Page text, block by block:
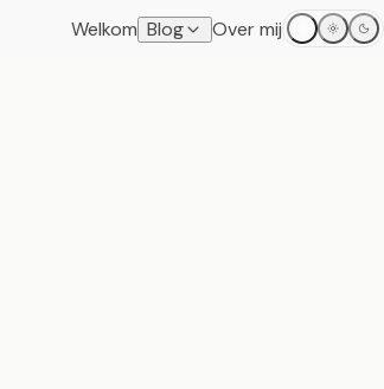
Welkom Blog Over mij